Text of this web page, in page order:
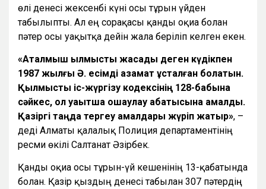
өлі денесі жексенбі күні осы тұрғын үйден
табылыпты. Ал ең сорақасы қанды оқиға болған
пәтер осы уақытқа дейін жалға беріліп келген екен.
«Аталмыш қылмысты жасады деген күдікпен
1987 жылғы Ә. есімді азамат ұсталған болатын.
Қылмыстық іс-жүргізу кодексінің 128-бабына
сәйкес, ол уақытша оқшаулау абақтысына қамалды.
Қазіргі таңда тергеу амалдары жүріп жатыр», –
деді Алматы қалалық Полиция департаментінің
ресми өкілі Салтанат Әзірбек.
Қанды оқиға осы тұрғын-үй кешенінің 13-қабатында
болған. Қазір қыздың денесі табылған 307 пәтердің